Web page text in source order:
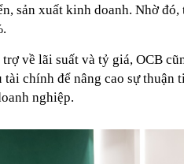
sản xuất kinh doanh. Nhờ
về lãi suất và tỷ giá, OCB
tài chính để nâng cao sự
nghiệp.